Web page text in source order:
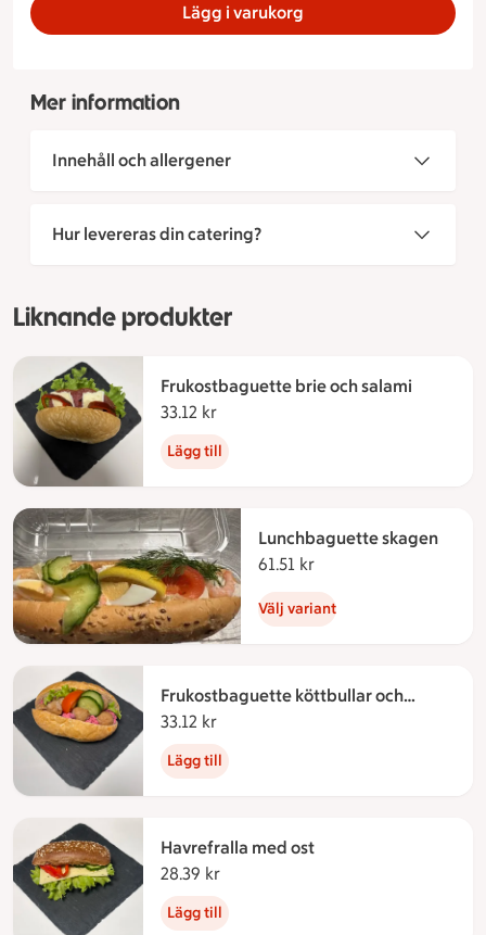
Lägg i varukorg
Mer information
Innehåll och allergener
Hur levereras din catering?
Liknande produkter
Frukostbaguette brie och salami
33.12 kr
Lägg till
Lunchbaguette skagen
61.51 kr
Välj variant
Frukostbaguette köttbullar och
rödbetssallad
33.12 kr
Lägg till
Havrefralla med ost
28.39 kr
Lägg till